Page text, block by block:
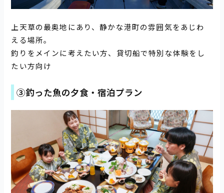
上天草の最奥地にあり、静かな港町の雰囲気をあじわ
える場所。
釣りをメインに考えたい方、貸切船で特別な体験をし
たい方向け
③釣った魚の夕食・宿泊プラン